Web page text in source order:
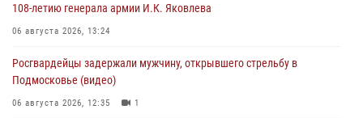
108‑летию генерала армии И.К. Яковлева
06 августа 2026, 13:24
Росгвардейцы задержали мужчину, открывшего стрельбу в
Подмосковье (видео)
06 августа 2026, 12:35 1